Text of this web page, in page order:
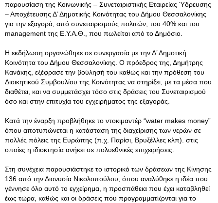
παρουσίαση της Κοινωνικής – Συνεταιριστικής Εταιρείας Ύδρευσης
– Αποχέτευσης Δ’ Δημοτικής Κοινότητας του Δήμου Θεσσαλονίκης
για την εξαγορά, από συνεταιρισμούς πολιτών, του 40% και του
management της Ε.Υ.Α.Θ., που πωλείται από το Δημόσιο.
Η εκδήλωση οργανώθηκε σε συνεργασία με την Δ’ Δημοτική
Κοινότητα του Δήμου Θεσσαλονίκης. Ο πρόεδρος της, Δημήτρης
Κανάκης, εξέφρασε την βούλησή του καθώς και την πρόθεση του
Διοικητικού Συμβουλίου της Κοινότητας να στηρίξει, με τα μέσα που
διαθέτει, και να συμμετάσχει τόσο στις δράσεις του Συνεταιρισμού
όσο και στην επιτυχία του εγχειρήματος της εξαγοράς.
Κατά την έναρξη προβλήθηκε το ντοκιμαντέρ “water makes money”
όπου αποτυπώνεται η κατάσταση της διαχείρισης των νερών σε
πολλές πόλεις της Ευρώπης (π.χ. Παρίσι, Βρυξέλλες κλπ). στις
οποίες η ιδιοκτησία ανήκει σε πολυεθνικές επιχειρήσεις.
Στη συνέχεια παρουσιάστηκε το ιστορικό των δράσεων της Κίνησης
136 από την Διονυσία Νικολοπούλου, όπου αναλύθηκε η ιδέα που
γέννησε όλο αυτό το εγχείρημα, η προσπάθεια που έχει καταβληθεί
έως τώρα, καθώς και οι δράσεις που προγραμματίζονται για το